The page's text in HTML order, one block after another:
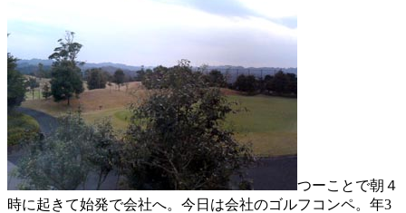
つーことで朝４
時に起きて始発で会社へ。今日は会社のゴルフコンペ。年3